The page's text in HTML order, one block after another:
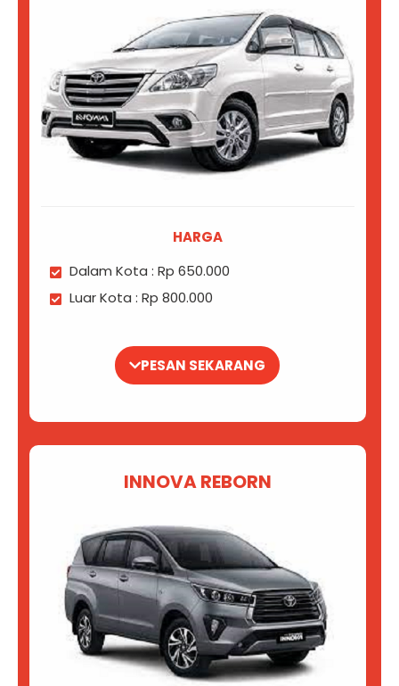
HARGA
Dalam Kota : Rp 650.000
Luar Kota : Rp 800.000
PESAN SEKARANG
INNOVA REBORN